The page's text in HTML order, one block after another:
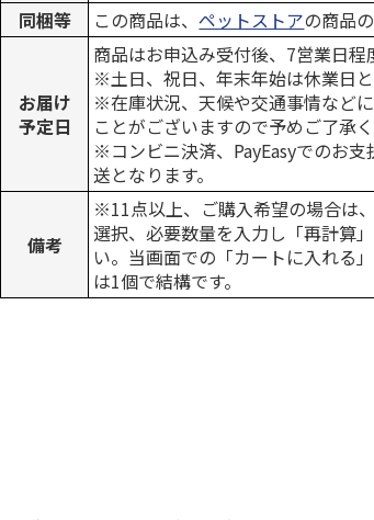
同梱等
この商品は、ペットストアの商品
お届け
予定日
商品はお申込み受付後、7営業日程
※土日、祝日、年末年始は休業日と
※在庫状況、天候や交通事情など
ことがございますので予めご了承く
※コンビニ決済、PayEasyでのお
送となります。
備考
※11点以上、ご購入希望の場合は
選択、必要数量を入力し「再計算
い。当画面での「カートに入れる
は1個で結構です。